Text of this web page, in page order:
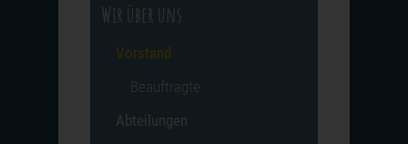
Wir über uns
Vorstand
Beauftragte
Abteilungen